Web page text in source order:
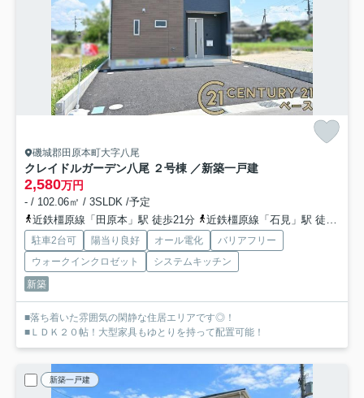
磯城郡田原本町大字八尾
クレイドルガーデン八尾 ２号棟 ／新築一戸建
2,580万円
- / 102.06㎡ / 3SLDK /予定
近鉄橿原線「田原本」駅 徒歩21分
近鉄橿原線「石見」駅 徒歩17分
駐車2台可 陽当り良好 オール電化
バリアフリー
ウォークインクロゼット
システムキッチン
新築
■落ち着いた雰囲気の閑静な住居エリアです◎！
■ＬＤＫ２０帖！大型家具もゆとりを持って配置可能！
新築一戸建